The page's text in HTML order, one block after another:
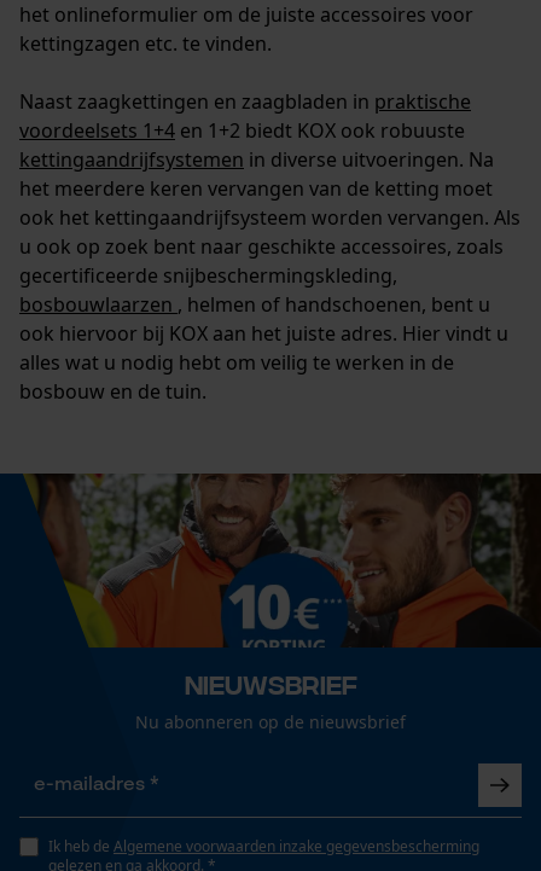
het onlineformulier om de juiste accessoires voor
kettingzagen etc. te vinden.
Naast zaagkettingen en zaagbladen in praktische
voordeelsets 1+4 en 1+2 biedt KOX ook robuuste
kettingaandrijfsystemen in diverse uitvoeringen. Na
het meerdere keren vervangen van de ketting moet
ook het kettingaandrijfsysteem worden vervangen. Als
u ook op zoek bent naar geschikte accessoires, zoals
gecertificeerde snijbeschermingskleding,
bosbouwlaarzen , helmen of handschoenen, bent u
ook hiervoor bij KOX aan het juiste adres. Hier vindt u
alles wat u nodig hebt om veilig te werken in de
bosbouw en de tuin.
Nieuwsbrief
Nu abonneren op de nieuwsbrief
Ik heb de Algemene voorwaarden inzake gegevensbescherming
gelezen en ga akkoord. *